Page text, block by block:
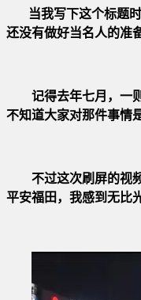
当我写下这个标题
还没有做好当名人的准
记得去年七月，一
不知道大家对那件事情
不过这次刷屏的视
平安福田，我感到无比